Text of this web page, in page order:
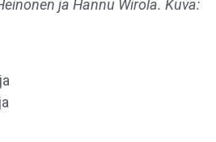
ja Hannu Wirola. Kuva: